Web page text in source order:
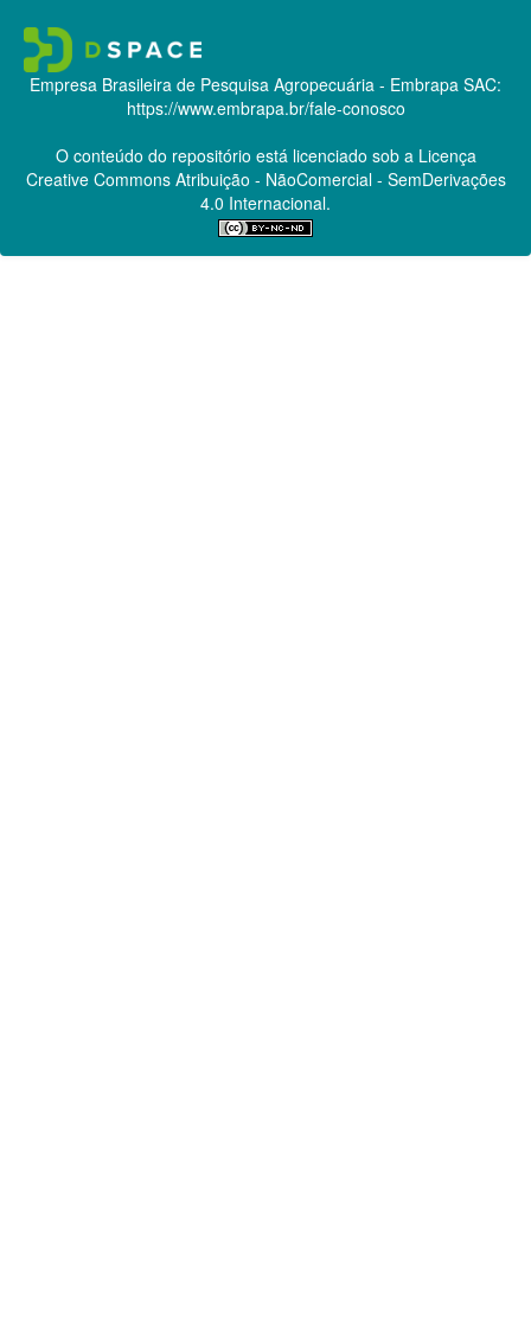
Empresa Brasileira de Pesquisa Agropecuária - Embrapa SAC:
https://www.embrapa.br/fale-conosco
O conteúdo do repositório está licenciado sob a Licença
Creative CommonsAtribuição - NãoComercial - SemDerivações
4.0 Internacional.